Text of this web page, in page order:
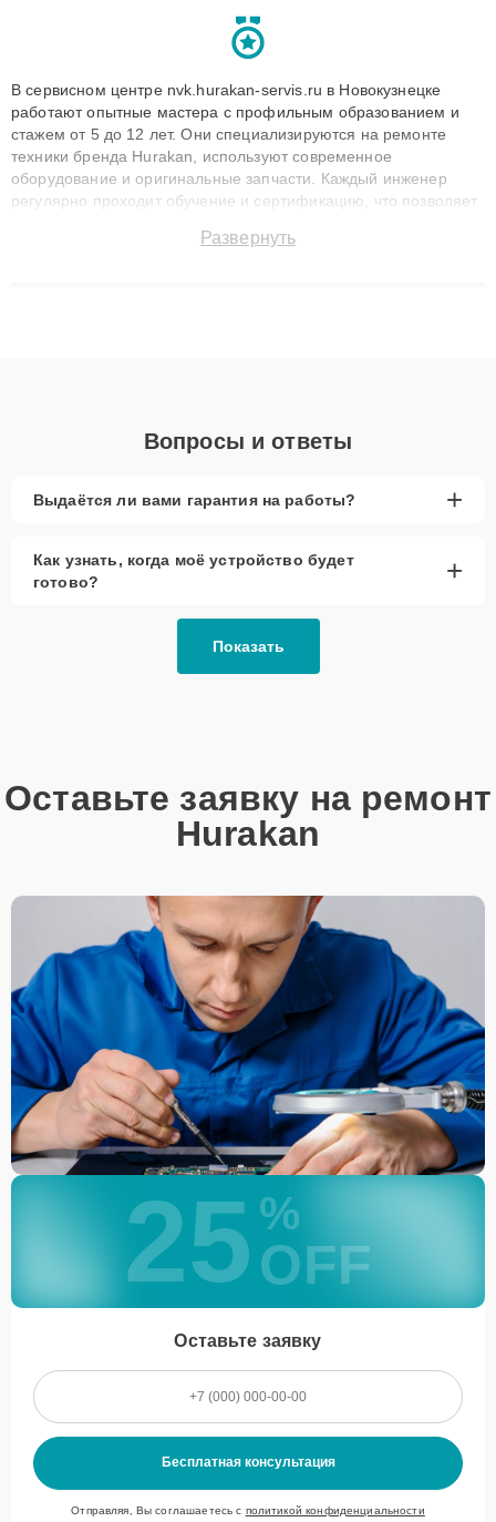
В сервисном центре nvk.hurakan-servis.ru в Новокузнецке
работают опытные мастера с профильным образованием и
стажем от 5 до 12 лет. Они специализируются на ремонте
техники бренда Hurakan, используют современное
оборудование и оригинальные запчасти. Каждый инженер
регулярно проходит обучение и сертификацию, что позволяет
технику с сохранением гарантии до 3 лет. Наши мастера
Развернуть
Вопросы и ответы
Выдаётся ли вами гарантия на работы? +
Как узнать, когда моё устройство будет
готово?
+
Показать
Оставьте заявку на ремонт
Hurakan
25 %
OFF
Оставьте заявку
Бесплатная консультация
Отправляя, Вы соглашаетесь с политикой конфиденциальности